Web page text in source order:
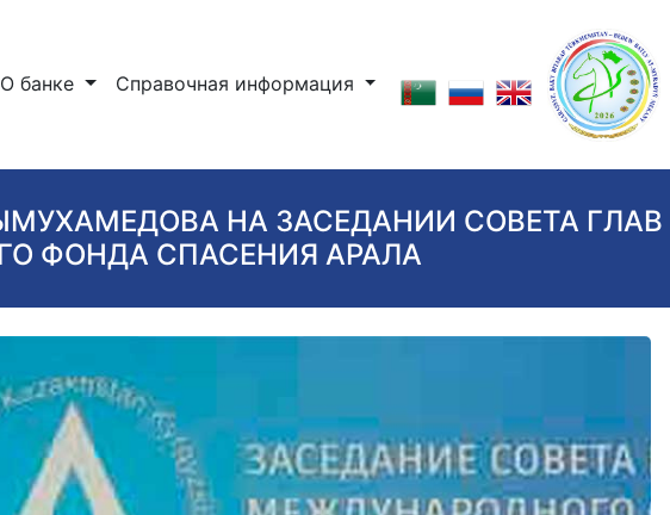
О банке Справочная информация
НА ЗАСЕДАНИИ СОВЕТА ГЛАВ
ФОНДА СПАСЕНИЯ АРАЛА